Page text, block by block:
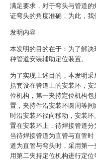
满足要求，对于弯头与管道
证弯头的角度准确，为此，我
发明内容
本发明的目的在于：为了解
种管道安装辅助定位装置。
为了实现上述目的，本发明
括套设在管道上的安装环，
位机构，第一夹持定位机构
置，夹持件沿安装环圆周等
时沿安装环径向移动，安装
置在安装环上，待焊接管道
当待焊接管道为直管与直管
道为直管与弯头时，采用第
用第二夹持定位机构进行定位